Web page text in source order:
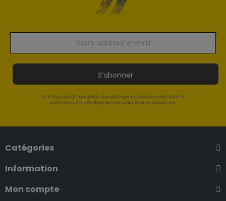
S’abonner
En m'inscrivant à la newsletter, j'accepte que mes données soient traitées
conformément à la Politique de confidentialité de Woomban.com.
Catégories
Information
Mon compte